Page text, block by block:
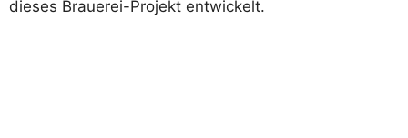
dieses Brauerei-Projekt entwickelt.